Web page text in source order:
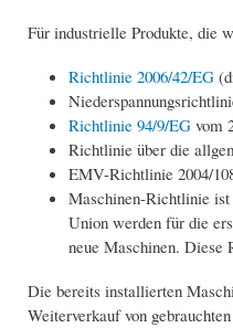
Für industrielle Produkte, die
Richtlinie 2006/42/EG
Richtlinie 94/9/EG vom
Richtlinie über die
EMV-Richtlinie 2004/
Maschinen-Richtlinie
Union werden für die
neue Maschinen. Diese
Die bereits installierten
Weiterverkauf von